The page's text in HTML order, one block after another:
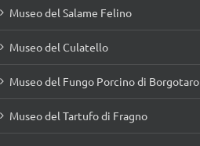
Museo del Salame Felino
Museo del Culatello
Museo del Fungo Porcino di Borgotaro
Museo del Tartufo di Fragno